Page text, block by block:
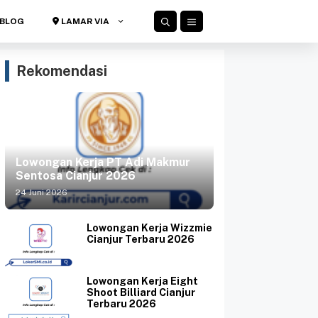
LAMAR VIA
Rekomendasi
Lowongan Kerja PT Adi Makmur
Sentosa Cianjur 2026
24 Juni 2026
Lowongan Kerja Wizzmie
Cianjur Terbaru 2026
Lowongan Kerja Eight
Shoot Billiard Cianjur
Terbaru 2026